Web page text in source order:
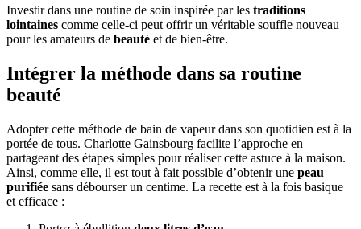
Investir dans une routine de soin inspirée par les traditions
lointaines comme celle-ci peut offrir un véritable souffle nouveau
pour les amateurs de beauté et de bien-être.
Intégrer la méthode dans sa routine
beauté
Adopter cette méthode de bain de vapeur dans son quotidien est à la
portée de tous. Charlotte Gainsbourg facilite l’approche en
partageant des étapes simples pour réaliser cette astuce à la maison.
Ainsi, comme elle, il est tout à fait possible d’obtenir une peau
purifiée sans débourser un centime. La recette est à la fois basique
et efficace :